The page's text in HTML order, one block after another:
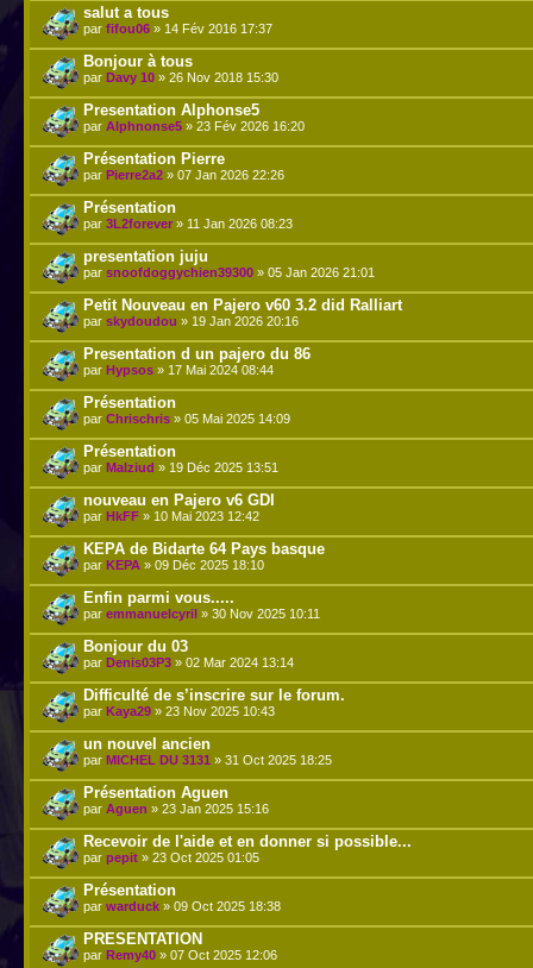
salut a tous
par fifou06 » 14 Fév 2016 17:37
Bonjour à tous
par Davy 10 » 26 Nov 2018 15:30
Presentation Alphonse5
par Alphnonse5 » 23 Fév 2026 16:20
Présentation Pierre
par Pierre2a2 » 07 Jan 2026 22:26
Présentation
par 3L2forever » 11 Jan 2026 08:23
presentation juju
par snoofdoggychien39300 » 05 Jan 2026 21:01
Petit Nouveau en Pajero v60 3.2 did Ralliart
par skydoudou » 19 Jan 2026 20:16
Presentation d un pajero du 86
par Hypsos » 17 Mai 2024 08:44
Présentation
par Chrischris » 05 Mai 2025 14:09
Présentation
par Malziud » 19 Déc 2025 13:51
nouveau en Pajero v6 GDI
par HkFF » 10 Mai 2023 12:42
KEPA de Bidarte 64 Pays basque
par KEPA » 09 Déc 2025 18:10
Enfin parmi vous.....
par emmanuelcyril » 30 Nov 2025 10:11
Bonjour du 03
par Denis03P3 » 02 Mar 2024 13:14
Difficulté de s’inscrire sur le forum.
par Kaya29 » 23 Nov 2025 10:43
un nouvel ancien
par MICHEL DU 3131 » 31 Oct 2025 18:25
Présentation Aguen
par Aguen » 23 Jan 2025 15:16
Recevoir de l'aide et en donner si possible...
par pepit » 23 Oct 2025 01:05
Présentation
par warduck » 09 Oct 2025 18:38
PRESENTATION
par Remy40 » 07 Oct 2025 12:06